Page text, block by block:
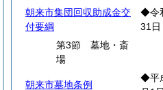
朝来市集団回収助成金交
付要綱
◆令
31日
第3節 墓地・斎
場
朝来市墓地条例
◆平